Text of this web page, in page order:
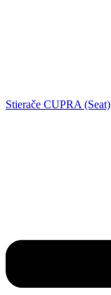
Stierače CUPRA (Seat)